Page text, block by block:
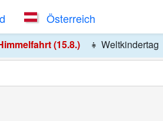
Österreich
(15.8.) 👧 Weltkindertag